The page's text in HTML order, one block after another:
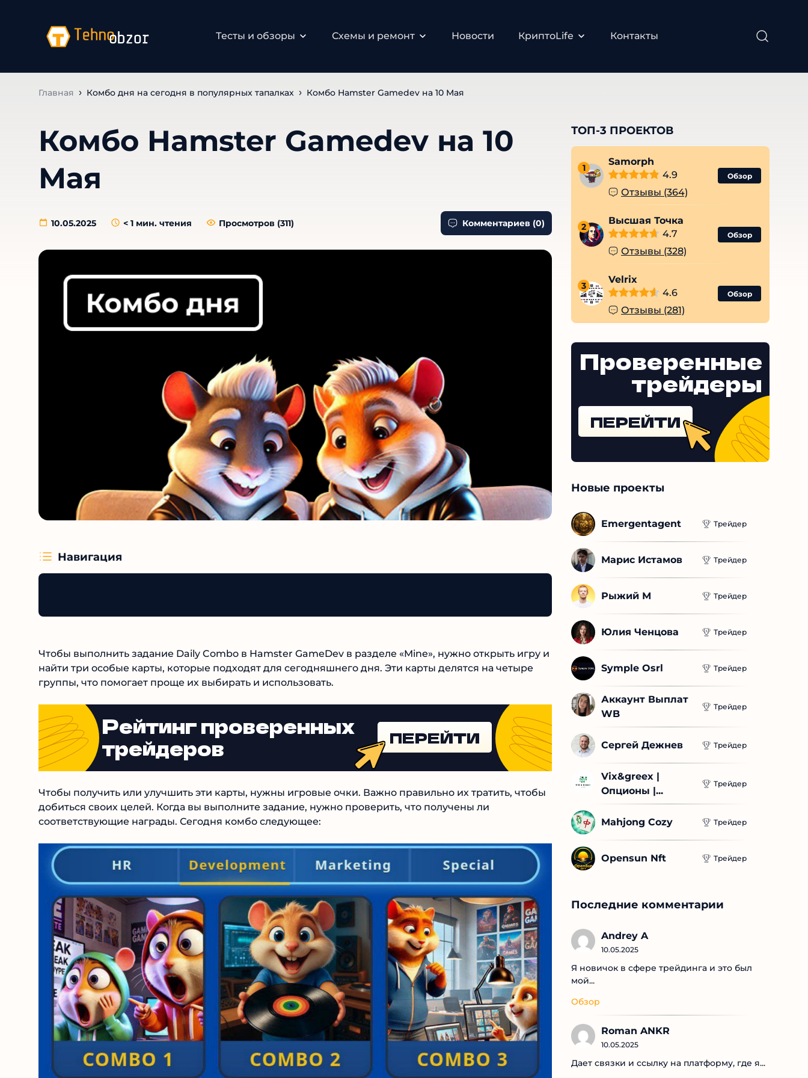
Тесты и обзоры Схемы и ремонт Новости КриптоLife Контакты
Главная Комбо дня на сегодня в популярных тапалках Комбо Hamster Gamedev на 10 Мая
Комбо Hamster Gamedev на 10
Мая
10.05.2025 < 1 мин. чтения Просмотров (311) Комментариев (0)
Навигация
Чтобы выполнить задание Daily Combo в Hamster GameDev в разделе «Mine», нужно открыть игру и
найти три особые карты, которые подходят для сегодняшнего дня. Эти карты делятся на четыре
группы, что помогает проще их выбирать и использовать.
Рейтинг проверенных
трейдеров
ПЕРЕЙТИ
Чтобы получить или улучшить эти карты, нужны игровые очки. Важно правильно их тратить, чтобы
добиться своих целей. Когда вы выполните задание, нужно проверить, что получены ли
соответствующие награды. Сегодня комбо следующее:
ТОП-3 ПРОЕКТОВ
1
Samorph
4.9
Отзывы (364)
Обзор
2
Высшая Точка
4.7
Отзывы (328)
Обзор
3
Velrix
4.6
Отзывы (281)
Обзор
Проверенные
трейдеры
ПЕРЕЙТИ
Новые проекты
Emergentagent Трейдер
Марис Истамов Трейдер
Рыжий М Трейдер
Юлия Ченцова Трейдер
Symple Osrl Трейдер
Аккаунт Выплат
WB
Трейдер
Сергей Дежнев Трейдер
Vix&greex |
Опционы |...
Трейдер
Mahjong Cozy Трейдер
Opensun Nft Трейдер
Последние комментарии
Andrey A
10.05.2025
Я новичок в сфере трейдинга и это был
мой...
Обзор
Roman ANKR
10.05.2025
Дает связки и ссылку на платформу, где я...